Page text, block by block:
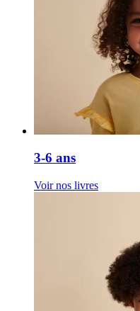
3-6 ans
Voir nos livres